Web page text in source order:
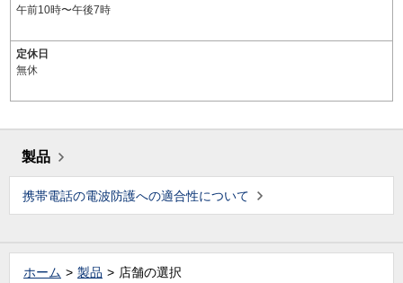
午前10時〜午後7時
定休日
無休
製品
携帯電話の電波防護への適合性について
ホーム 製品 店舗の選択